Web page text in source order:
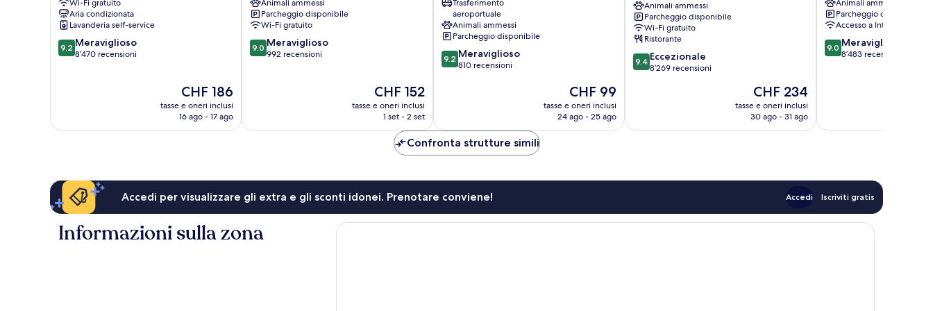
di
Toronto
Wi-Fi gratuito
Aria condizionata
Lavanderia self-service
9.2
su
9.2 Meraviglioso
8’470 recensioni
Il
prezzo
attuale
CHF 186
tasse e oneri inclusi
16 ago - 17 ago
di
Toronto
Animali ammessi
Parcheggio disponibile
Wi-Fi gratuito
9.0
su
9.0 Meraviglioso
992 recensioni
Il
prezzo
attuale
CHF 152
CHF 152
tasse e oneri inclusi
1 set - 2 set
Etobicoke
Trasferimento
aeroportuale
Animali ammessi
Parcheggio disponibile
9.2
su
9.2 Meraviglioso
810 recensioni
Il
prezzo
attuale
CHF 99
tasse e oneri inclusi
24 ago - 25 ago
&
Residence
Centro
di
Toronto
Animali ammessi
Parcheggio disponibile
Wi-Fi gratuito
Ristorante
9.4
su
9.4 Eccezionale
8’269 recensioni
Il
prezzo
attuale
CHF 234
tasse e oneri inclusi
30 ago - 31 ago
di
Toronto
Animali ammessi
Parcheggio disponibile
Accesso a Internet
9.0
su
9.0 Meraviglioso
8’483 recensioni
Confronta strutture simili
Accedi per visualizzare gli extra e gli sconti idonei. Prenotare conviene! Accedi Iscriviti gratis
Informazioni sulla zona